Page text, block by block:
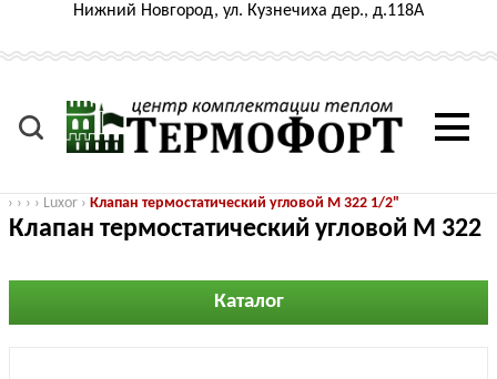
Нижний Новгород, ул. Кузнечиха дер., д.118А
› › › › Luxor › Клапан термостатический угловой M 322 1/2"
Клапан термостатический угловой M 322
Каталог